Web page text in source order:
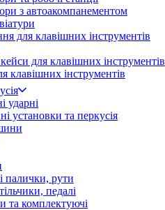
з автоакомпанементом
для клавішних інструментів
для клавішних інструментів
клавішних інструментів
ударні
установки та перкусія
палички, рути
педалі
та комплектуючі